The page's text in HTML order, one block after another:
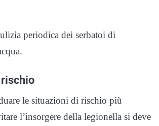
periodica dei serbatoi di
le situazioni di rischio più
l’insorgere della legionella si deve